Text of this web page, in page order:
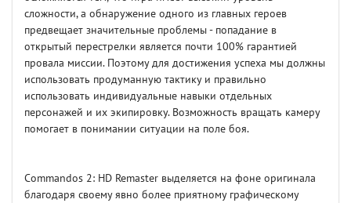
сложности, а обнаружение одного из главных героев
предвещает значительные проблемы - попадание в
открытый перестрелки является почти 100% гарантией
провала миссии. Поэтому для достижения успеха мы должны
использовать продуманную тактику и правильно
использовать индивидуальные навыки отдельных
персонажей и их экипировку. Возможность вращать камеру
помогает в понимании ситуации на поле боя.
Commandos 2: HD Remaster выделяется на фоне оригинала
благодаря своему явно более приятному графическому